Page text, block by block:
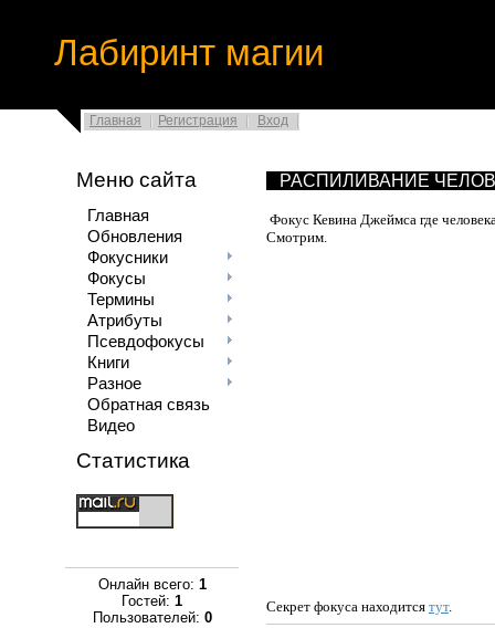
Лабиринт магии
Главная Регистрация Вход
Меню сайта
Главная
Обновления
Фокусники
Фокусы
Термины
Атрибуты
Псевдофокусы
Книги
Разное
Обратная связь
Видео
Статистика
Онлайн всего: 1
Гостей: 1
Пользователей: 0
РАСПИЛИВАНИЕ
Фокус Кевина Джеймса где
Смотрим.
Секрет фокуса находится тут.